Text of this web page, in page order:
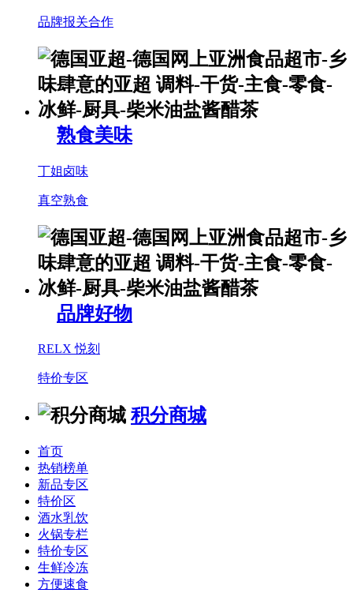
品牌报关合作
熟食美味
丁姐卤味
真空熟食
品牌好物
RELX 悦刻
特价专区
积分商城
首页
热销榜单
新品专区
特价区
酒水乳饮
火锅专栏
特价专区
生鲜冷冻
方便速食